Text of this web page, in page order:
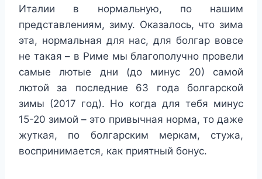
Италии в нормальную, по нашим
представлениям, зиму. Оказалось, что зима
эта, нормальная для нас, для болгар вовсе
не такая – в Риме мы благополучно провели
самые лютые дни (до минус 20) самой
лютой за последние 63 года болгарской
зимы (2017 год). Но когда для тебя минус
15-20 зимой – это привычная норма, то даже
жуткая, по болгарским меркам, стужа,
воспринимается, как приятный бонус.